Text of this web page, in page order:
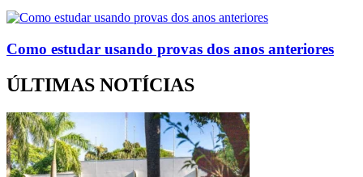
Como estudar usando provas dos anos anteriores
ÚLTIMAS NOTÍCIAS